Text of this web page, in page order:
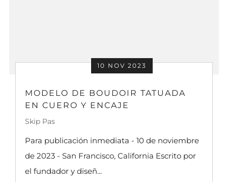
10 NOV 2023
MODELO DE BOUDOIR TATUADA
EN CUERO Y ENCAJE
Skip Pas
Para publicación inmediata - 10 de noviembre
de 2023 - San Francisco, California Escrito por
el fundador y diseñ...